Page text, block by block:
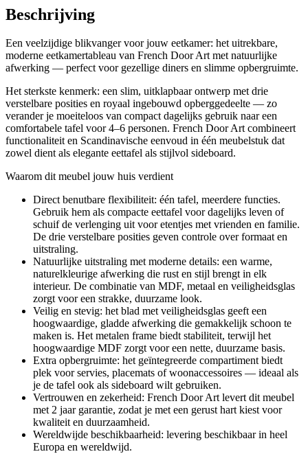
Beschrijving
Een veelzijdige blikvanger voor jouw eetkamer: het uitrekbare,
moderne eetkamertableau van French Door Art met natuurlijke
afwerking — perfect voor gezellige diners en slimme opbergruimte.
Het sterkste kenmerk: een slim, uitklapbaar ontwerp met drie
verstelbare posities en royaal ingebouwd opberggedeelte — zo
verander je moeiteloos van compact dagelijks gebruik naar een
comfortabele tafel voor 4–6 personen. French Door Art combineert
functionaliteit en Scandinavische eenvoud in één meubelstuk dat
zowel dient als elegante eettafel als stijlvol sideboard.
Waarom dit meubel jouw huis verdient
Direct benutbare flexibiliteit: één tafel, meerdere functies.
Gebruik hem als compacte eettafel voor dagelijks leven of
schuif de verlenging uit voor etentjes met vrienden en familie.
De drie verstelbare posities geven controle over formaat en
uitstraling.
Natuurlijke uitstraling met moderne details: een warme,
naturelkleurige afwerking die rust en stijl brengt in elk
interieur. De combinatie van MDF, metaal en veiligheidsglas
zorgt voor een strakke, duurzame look.
Veilig en stevig: het blad met veiligheidsglas geeft een
hoogwaardige, gladde afwerking die gemakkelijk schoon te
maken is. Het metalen frame biedt stabiliteit, terwijl het
hoogwaardige MDF zorgt voor een nette, duurzame basis.
Extra opbergruimte: het geïntegreerde compartiment biedt
plek voor servies, placemats of woonaccessoires — ideaal als
je de tafel ook als sideboard wilt gebruiken.
Vertrouwen en zekerheid: French Door Art levert dit meubel
met 2 jaar garantie, zodat je met een gerust hart kiest voor
kwaliteit en duurzaamheid.
Wereldwijde beschikbaarheid: levering beschikbaar in heel
Europa en wereldwijd.